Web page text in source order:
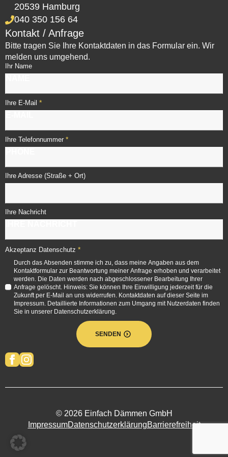
20539 Hamburg
040 350 156 64
Kontakt / Anfrage
Bitte tragen Sie Ihre Kontaktdaten in das Formular ein. Wir
melden uns umgehend.
Ihr Name
Ihre E-Mail *
Ihre Telefonnummer *
Ihre Adresse (Straße + Ort)
Ihre Nachricht
Akzeptanz Datenschutz *
Durch das Absenden stimme ich zu, dass meine Angaben aus dem
Kontaktformular zur Beantwortung meiner Anfrage erhoben und verarbeitet
werden. Die Daten werden nach abgeschlossener Bearbeitung Ihrer
Anfrage gelöscht. Hinweis: Sie können Ihre Einwilligung jederzeit für die
Zukunft per E-Mail an uns widerrufen. Kontaktdaten auf dieser Seite im
Impressum. Detaillierte Informationen zum Umgang mit Nutzerdaten finden
Sie in unserer Datenschutzerklärung.
SENDEN
© 2026 Einfach Dämmen GmbH
ImpressumDatenschutzerklärungBarrierefreiheit